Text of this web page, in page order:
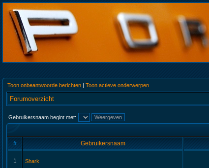
Toon onbeantwoorde berichten | Toon actieve onderwerpen
Forumoverzicht
Gebruikersnaam begint met:
#
Gebruikersnaam
1 Shark